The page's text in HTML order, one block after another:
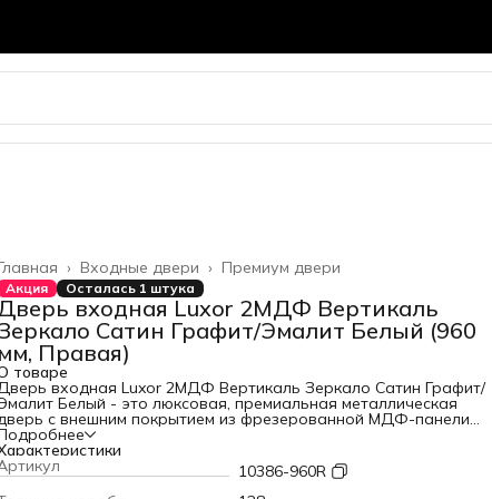
Премиум двери
Входные двери ›
›
Акция Осталась 1 штука
входная Luxor 2МДФ Вертикаль
Сатин Графит/Эмалит Белый (960
мм, Правая)
товаре
входная Luxor 2МДФ Вертикаль Зеркало Сатин Графит/
Белый - это люксовая, премиальная металлическая
с внешним покрытием из фрезерованной МДФ-панели
мм в цвете "Сатин Графит", и внутренней панелью из
МДФ-панели 16 мм в цвете "Эмалит Белый" с
зеркалом "в пол". Толщина дверного полотна и
115 мм и 128 мм соответственно. Наполнение из
10386-960R